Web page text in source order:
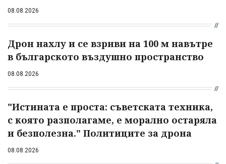
08.08.2026
Дрон нахлу и се взриви на 100 м навътре
в българското въздушно пространство
08.08.2026
"Истината е проста: съветската техника,
с която разполагаме, е морално остаряла
и безполезна." Политиците за дрона
08.08.2026